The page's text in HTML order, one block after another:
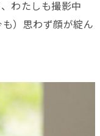
わたしも撮影中
も）思わず顔が綻ん